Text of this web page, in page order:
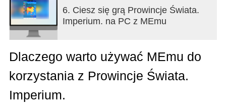
Historia to Twoja pasja? Teraz możesz ją napisać
na nowo.
6. Ciesz się grą Prowincje Świata.
Imperium. na PC z MEmu
Dlaczego warto używać MEmu do
korzystania z Prowincje Świata.
Imperium.